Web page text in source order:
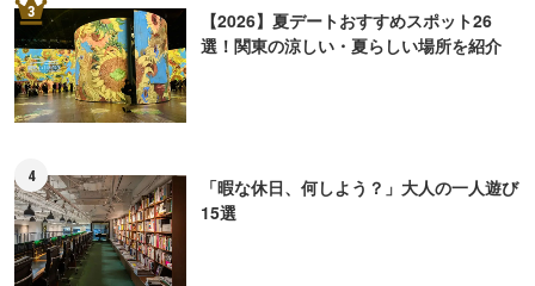
3
【2026】夏デートおすすめスポット26
選！関東の涼しい・夏らしい場所を紹介
4
「暇な休日、何しよう？」大人の一人遊び
15選